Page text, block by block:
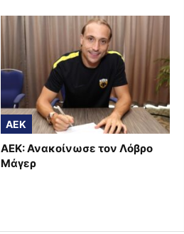
AEK
ΑΕΚ: Ανακοίνωσε τον Λόβρο
Μάγερ